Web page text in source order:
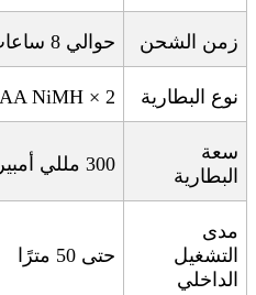
زمن الشحن حوالي 8 ساعات
نوع البطارية 2 × AAA NiMH
سعة
البطارية
300 مللي أمبير
مدى
التشغيل
الداخلي
حتى 50 مترًا